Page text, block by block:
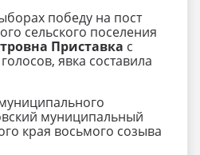
победу на пост
сельского поселения
Приставка с
явка составила
муниципальный
края восьмого созыва